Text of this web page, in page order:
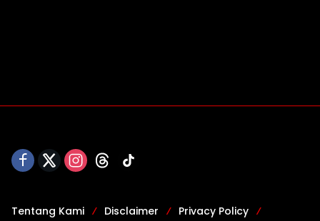
Tentang Kami Disclaimer Privacy Policy